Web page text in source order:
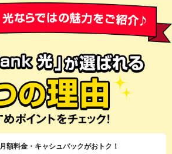
月額料金・キャシュバックがおトク！